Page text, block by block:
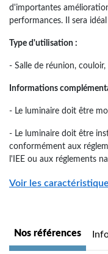
d'importantes
performances. Il sera
Type d'utilisation :
- Salle de réunion, couloir,
Informations
- Le luminaire doit être
- Le luminaire doit être
conformément aux
l'IEE ou aux réglements
Voir les
Nos références